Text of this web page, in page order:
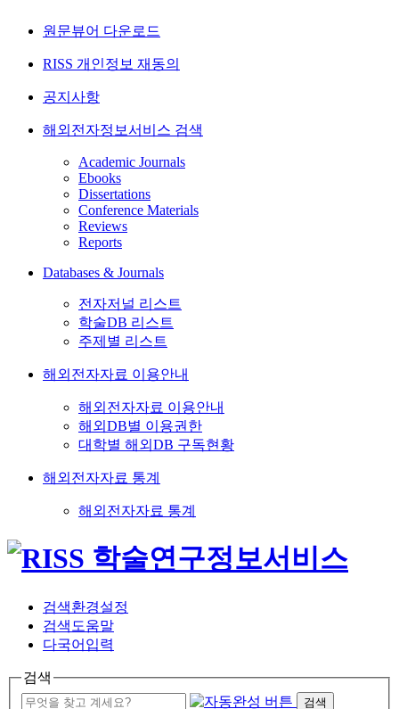
원문뷰어 다운로드
RISS 개인정보 재동의
공지사항
해외전자정보서비스 검색
Academic Journals
Ebooks
Dissertations
Conference Materials
Reviews
Reports
Databases & Journals
전자저널 리스트
학술DB 리스트
주제별 리스트
해외전자자료 이용안내
해외전자자료 이용안내
해외DB별 이용권한
대학별 해외DB 구독현황
해외전자자료 통계
해외전자자료 통계
검색환경설정
검색도움말
다국어입력
검색
검색